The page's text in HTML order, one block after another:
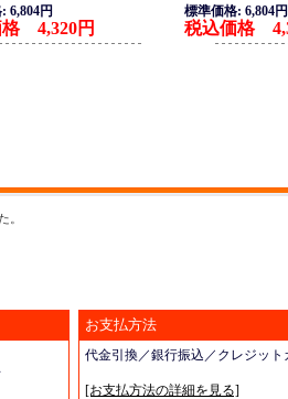
6,804円
格 4,320円
標準価格: 6,804円
税込価格
。
お支払方法
代金引換／銀行振込／クレジット
[お支払方法の詳細を見る]